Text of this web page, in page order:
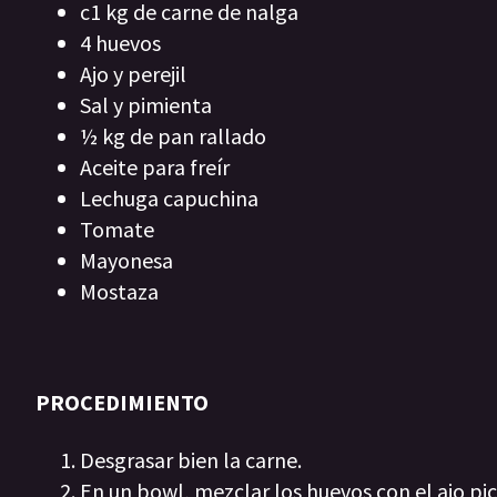
c1 kg de carne de nalga
4 huevos
Ajo y perejil
Sal y pimienta
½ kg de pan rallado
Aceite para freír
Lechuga capuchina
Tomate
Mayonesa
Mostaza
PROCEDIMIENTO
Desgrasar bien la carne.
En un bowl, mezclar los huevos con el ajo